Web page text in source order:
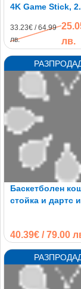
4K Game Stick,
10000+
игри
33.23€ / 64.99
лв.
лв.
Баскетболен
стойка и дартс
40.39€ / 79.00